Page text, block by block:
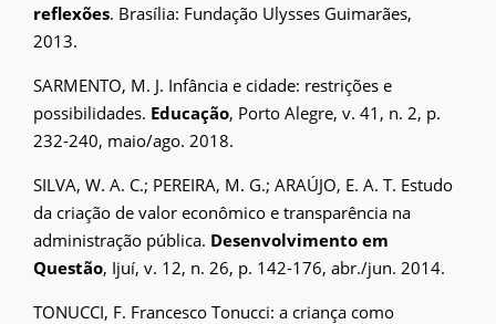
reflexões. Brasília: Fundação Ulysses Guimarães,
2013.
SARMENTO, M. J. Infância e cidade: restrições e
possibilidades. Educação, Porto Alegre, v. 41, n. 2, p.
232-240, maio/ago. 2018.
SILVA, W. A. C.; PEREIRA, M. G.; ARAÚJO, E. A. T. Estudo
da criação de valor econômico e transparência na
administração pública. Desenvolvimento em
Questão, Ijuí, v. 12, n. 26, p. 142-176, abr./jun. 2014.
TONUCCI, F. Francesco Tonucci: a criança como